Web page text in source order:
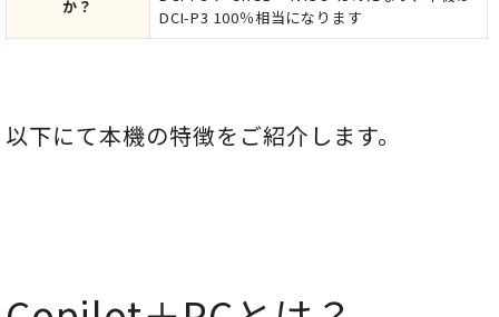
か？
DCI-P3 100％相当になります
以下にて本機の特徴をご紹介します。